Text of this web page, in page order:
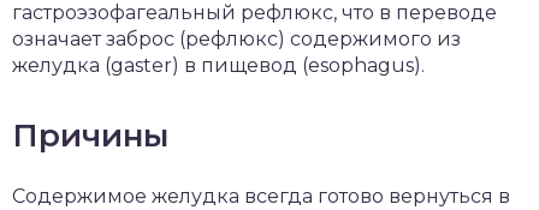
гастроэзофагеальный рефлюкс, что в переводе
означает заброс (рефлюкс) содержимого из
желудка (gaster) в пищевод (esophagus).
Причины
Содержимое желудка всегда готово вернуться в